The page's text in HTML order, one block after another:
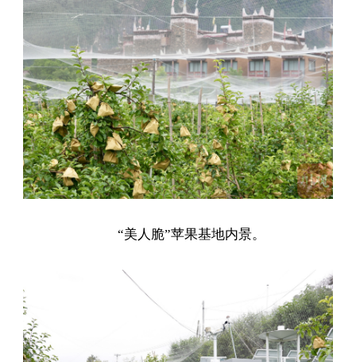
“美人脆”苹果基地内景。